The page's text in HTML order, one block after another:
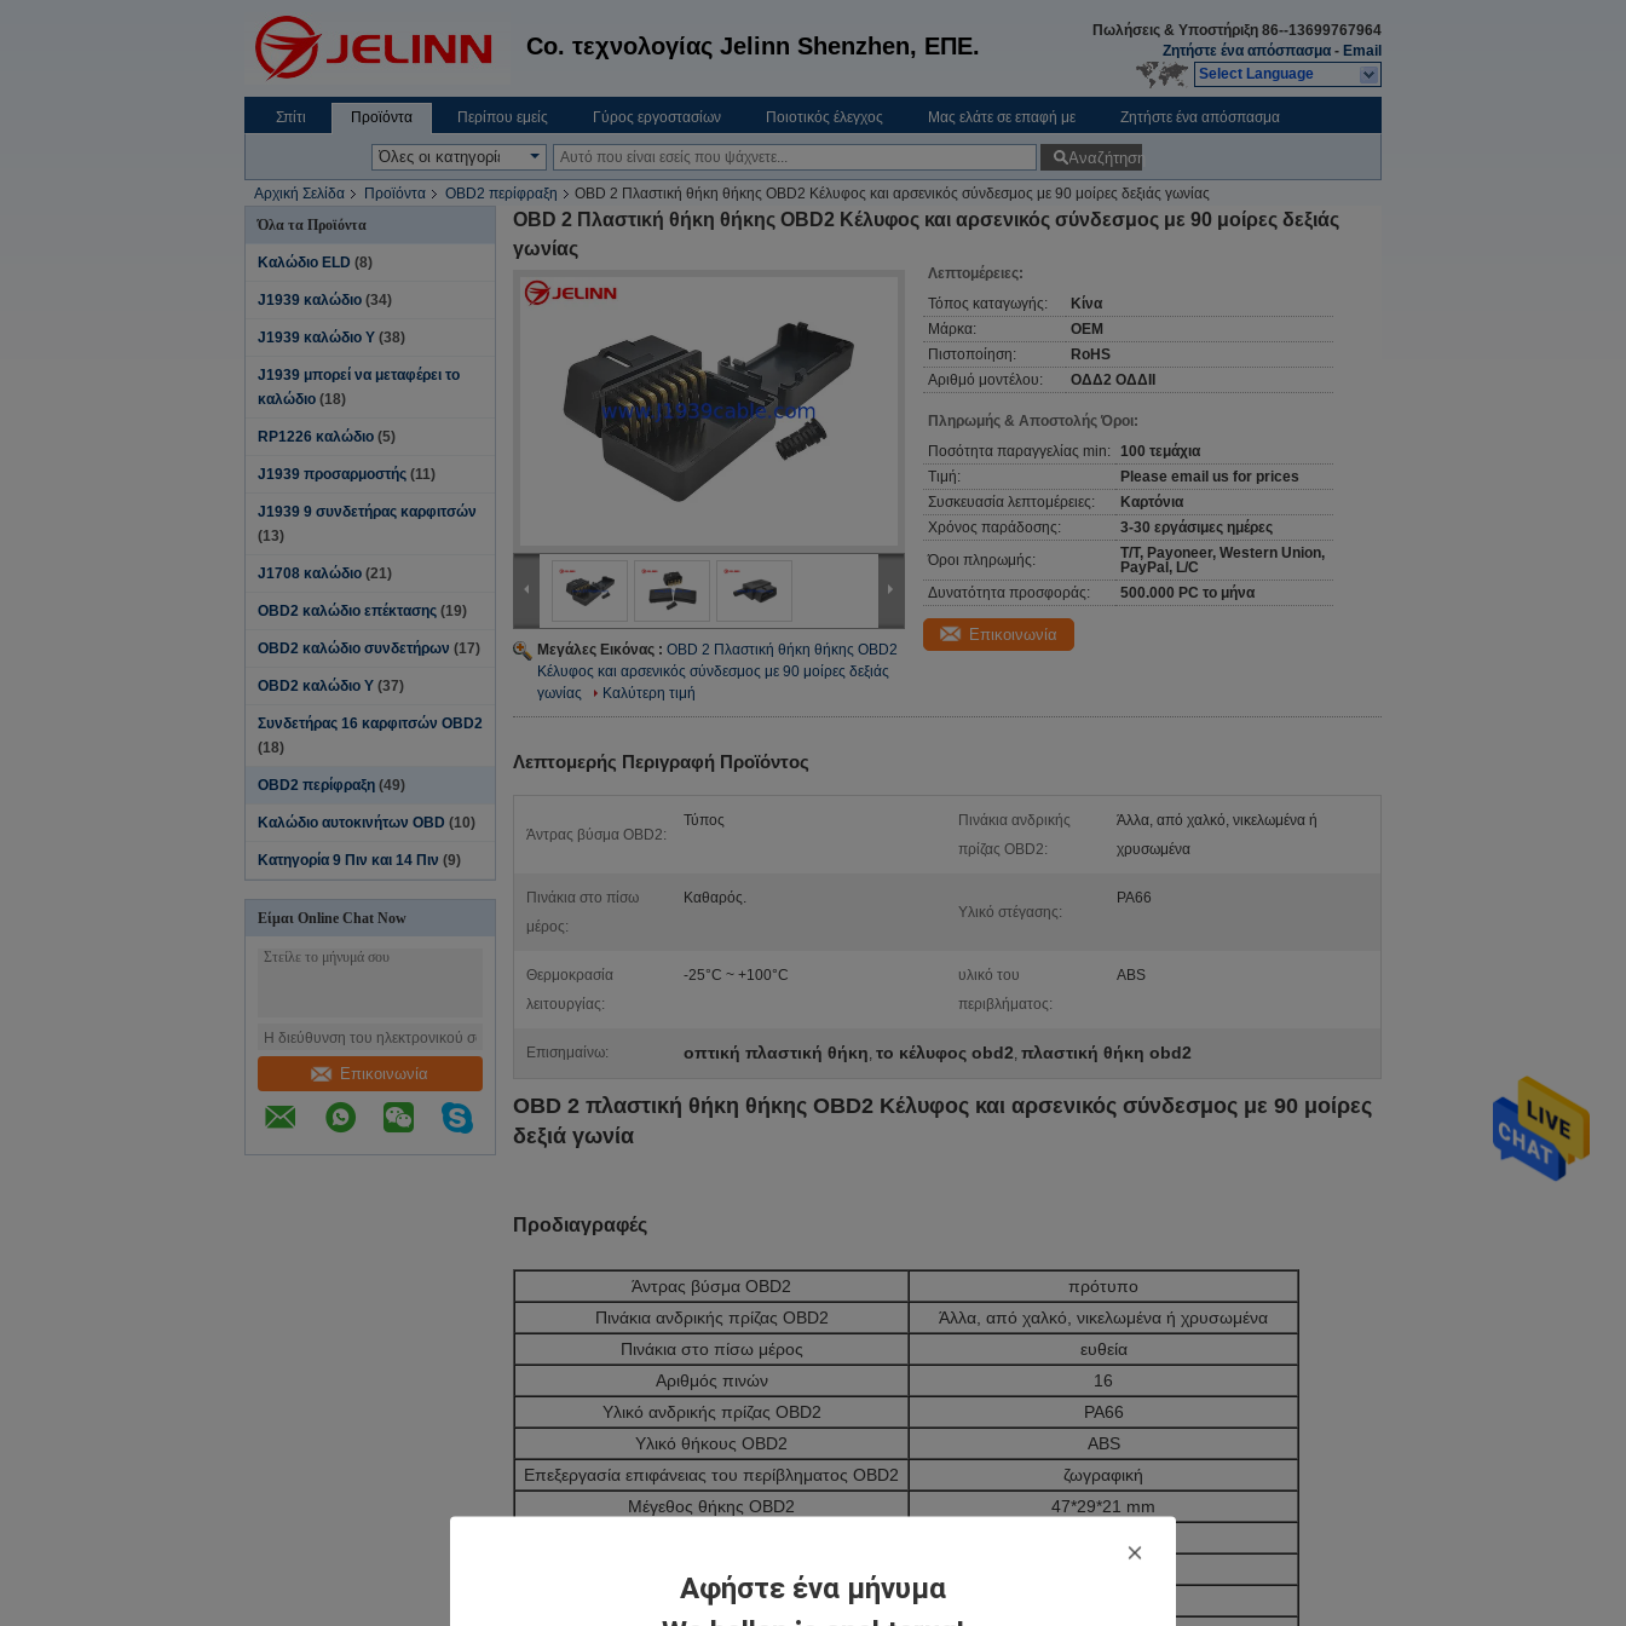
Co. τεχνολογίας Jelinn Shenzhen, ΕΠΕ.
Πωλήσεις & Υποστήριξη 86--13699767964
Ζητήστε ένα απόσπασμα - Email
Select Language
Σπίτι Προϊόντα Περίπου εμείς Γύρος εργοστασίων Ποιοτικός έλεγχος Μας ελάτε σε επαφή με Ζητήστε ένα απόσπασμα
Αναζήτηση
Αρχική Σελίδα Προϊόντα OBD2 περίφραξη OBD 2 Πλαστική θήκη θήκης OBD2 Κέλυφος και αρσενικός σύνδεσμος με 90 μοίρες δεξιάς γωνίας
Αφήστε ένα μήνυμα
Όλα τα Προϊόντα
Καλώδιο ELD (8)
J1939 καλώδιο (34)
J1939 καλώδιο Υ (38)
J1939 μπορεί να μεταφέρει το
καλώδιο (18)
RP1226 καλώδιο (5)
J1939 προσαρμοστής (11)
J1939 9 συνδετήρας καρφιτσών
(13)
J1708 καλώδιο (21)
OBD2 καλώδιο επέκτασης (19)
OBD2 καλώδιο συνδετήρων (17)
OBD2 καλώδιο Υ (37)
Συνδετήρας 16 καρφιτσών OBD2
(18)
OBD2 περίφραξη (49)
Καλώδιο αυτοκινήτων OBD (10)
Κατηγορία 9 Πιν και 14 Πιν (9)
Είμαι Online Chat Now
Επικοινωνία
OBD 2 Πλαστική θήκη θήκης OBD2 Κέλυφος και αρσενικός σύνδεσμος με 90 μοίρες δεξιάς
γωνίας
Μεγάλες Εικόνας : OBD 2 Πλαστική θήκη θήκης OBD2
Κέλυφος και αρσενικός σύνδεσμος με 90 μοίρες δεξιάς
γωνίας
Καλύτερη τιμή
Λεπτομέρειες:
Τόπος καταγωγής:
Κίνα
Μάρκα:
OEM
Πιστοποίηση:
RoHS
Αριθμό μοντέλου:
ΟΔΔ2 ΟΔΔII
Πληρωμής & Αποστολής Όροι:
Ποσότητα παραγγελίας min: 100 τεμάχια
Τιμή:
Please email us for prices
Συσκευασία λεπτομέρειες:
Καρτόνια
Χρόνος παράδοσης:
3-30 εργάσιμες ημέρες
Όροι πληρωμής:
T/T, Payoneer, Western Union,
PayPal, L/C
Δυνατότητα προσφοράς:
500.000 PC το μήνα
Επικοινωνία
Λεπτομερής Περιγραφή Προϊόντος
Άντρας βύσμα OBD2:
Τύπος
Πινάκια ανδρικής
πρίζας OBD2:
Άλλα, από χαλκό, νικελωμένα ή
χρυσωμένα
Πινάκια στο πίσω
μέρος:
Καθαρός.
Υλικό στέγασης:
PA66
Θερμοκρασία
λειτουργίας:
-25°C ~ +100°C
υλικό του
περιβλήματος:
ABS
Επισημαίνω: οπτική πλαστική θήκη, το κέλυφος obd2, πλαστική θήκη obd2
OBD 2 πλαστική θήκη θήκης OBD2 Κέλυφος και αρσενικός σύνδεσμος με 90 μοίρες
δεξιά γωνία
Προδιαγραφές
Άντρας βύσμα OBD2
πρότυπο
Πινάκια ανδρικής πρίζας OBD2
Άλλα, από χαλκό, νικελωμένα ή χρυσωμένα
Πινάκια στο πίσω μέρος
ευθεία
Αριθμός πινών
16
Υλικό ανδρικής πρίζας OBD2
PA66
Υλικό θήκους OBD2
ABS
Επεξεργασία επιφάνειας του περίβληματος OBD2
ζωγραφική
Μέγεθος θήκης OBD2
47*29*21 mm
Θερμοκρασία λειτουργίας